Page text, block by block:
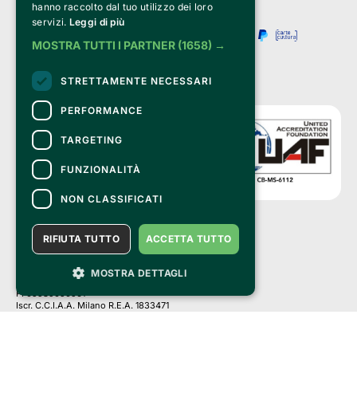
Clappit is a trademark of:
Bemils Srl
a Socio Unico
Via Fosse Ardeatine, 4 -20092 Cinisello Balsamo (MI)
PI 05589050961
Iscr. C.C.I.A.A. Milano R.E.A. 1833471
hanno raccolto dal tuo utilizzo dei loro
servizi. Leggi di più
MOSTRA TUTTI I PARTNER (1658) →
STRETTAMENTE NECESSARI
PERFORMANCE
TARGETING
FUNZIONALITÀ
NON CLASSIFICATI
ACCETTA TUTTO
RIFIUTA TUTTO
MOSTRA DETTAGLI